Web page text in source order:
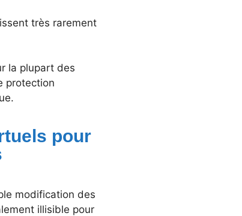
très rarement
la plupart des
protection
pour
modification des
illisible pour